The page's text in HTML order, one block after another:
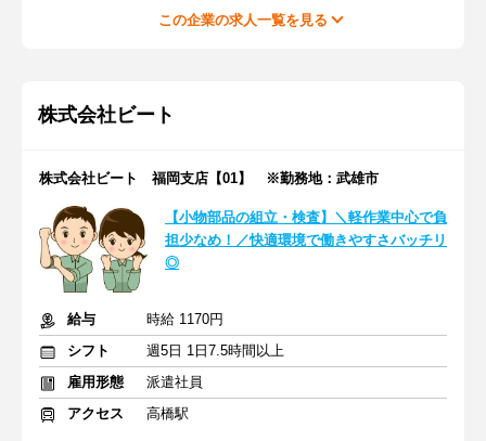
この企業の求人一覧を見る
株式会社ビート
株式会社ビート 福岡支店【01】 ※勤務地：武雄市
【小物部品の組立・検査】＼軽作業中心で負
担少なめ！／快適環境で働きやすさバッチリ
◎
給与
時給 1170円
シフト
週5日 1日7.5時間以上
雇用形態
派遣社員
アクセス
高橋駅